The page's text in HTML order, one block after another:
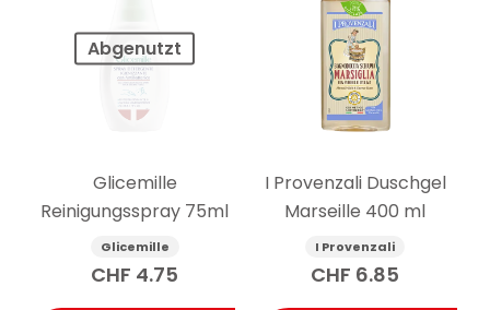
Abgenutzt
Glicemille
Reinigungsspray 75ml
Glicemille
CHF 4.75
I Provenzali Duschgel
Marseille 400 ml
I Provenzali
CHF 6.85